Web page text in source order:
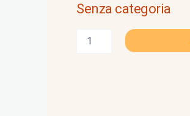
Senza categoria
1814/1918